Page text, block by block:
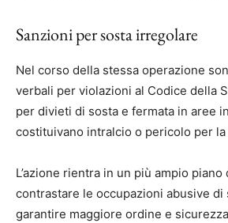
Sanzioni per sosta irregolare
Nel corso della stessa operazione
verbali per violazioni al Codice della
per divieti di sosta e fermata in aree
costituivano intralcio o pericolo per
L’azione rientra in un più ampio
contrastare le occupazioni abusive di
garantire maggiore ordine e